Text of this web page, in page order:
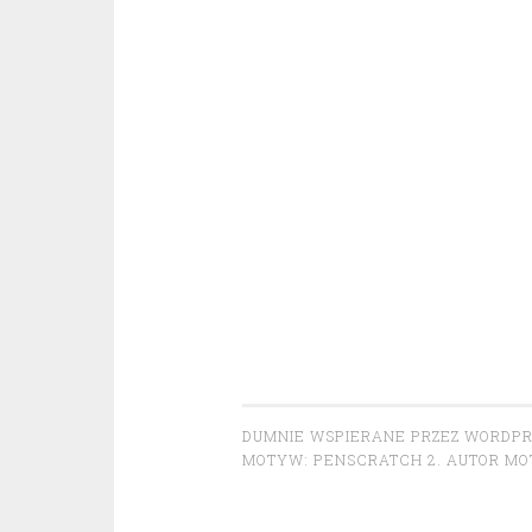
DUMNIE WSPIERANE PRZEZ
MOTYW: PENSCRATCH 2. AUTOR